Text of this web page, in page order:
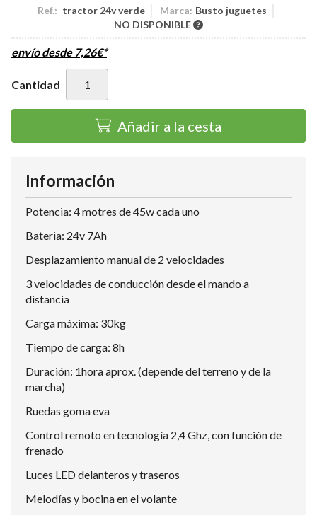
Ref.: tractor 24v verde Marca: Busto juguetes
NO DISPONIBLE
envío desde 7,26€*
Cantidad
Añadir a la cesta
Información
Potencia: 4 motres de 45w cada uno
Bateria: 24v 7Ah
Desplazamiento manual de 2 velocidades
3 velocidades de conducción desde el mando a
distancia
Carga máxima: 30kg
Tiempo de carga: 8h
Duración: 1hora aprox. (depende del terreno y de la
marcha)
Ruedas goma eva
Control remoto en tecnología 2,4 Ghz, con función de
frenado
Luces LED delanteros y traseros
Melodías y bocina en el volante